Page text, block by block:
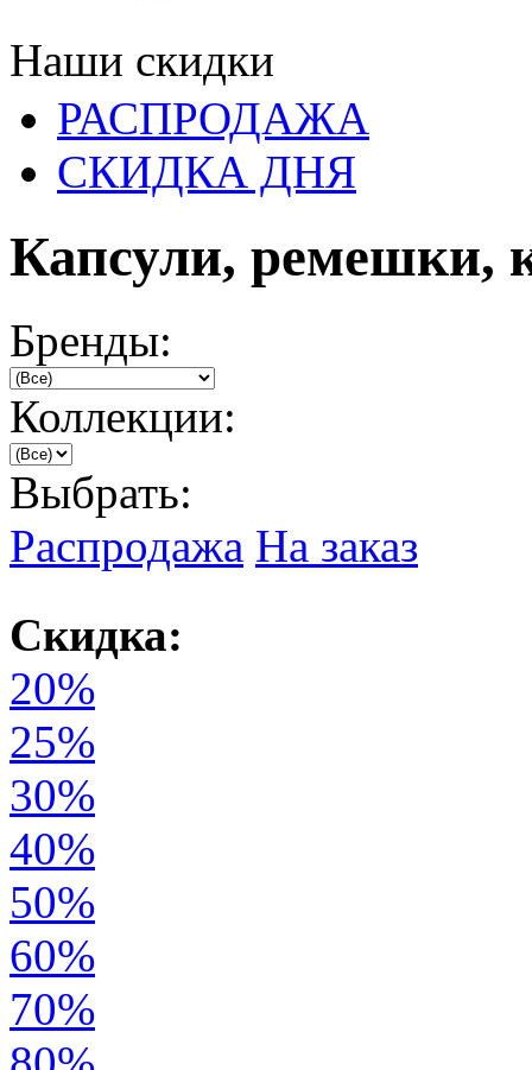
Наши скидки
РАСПРОДАЖА
СКИДКА ДНЯ
Капсули, ремешки,
Бренды:
Коллекции:
Выбрать:
Распродажа На заказ
Скидка:
20%
25%
30%
40%
50%
60%
70%